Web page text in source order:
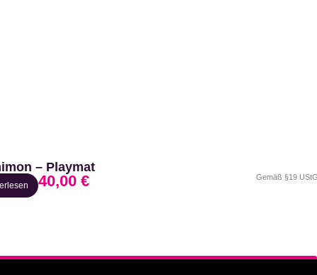
– Playmat
40,00 € Gemäß §19